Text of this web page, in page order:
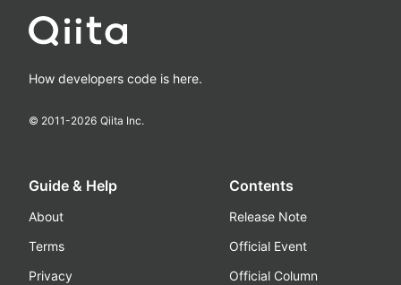
How developers code is here.
© 2011-2026 Qiita Inc.
Guide & Help
About
Terms
Privacy
Contents
Release Note
Official Event
Official Column